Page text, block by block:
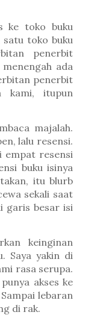
ke toko buku
satu toko buku
penerbit
ada
penerbit
kami, itupun
majalah.
lalu resensi.
empat resensi
buku isinya
itu blurb
sekali saat
garis besar isi
keinginan
Saya yakin di
rasa serupa.
akses ke
lebaran
di rak.